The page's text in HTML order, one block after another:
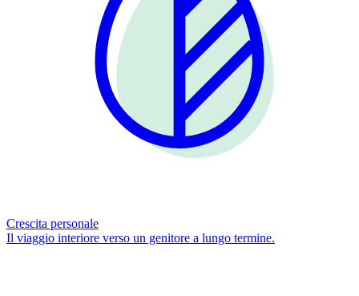
Crescita personale
Il viaggio interiore verso un genitore a lungo termine.